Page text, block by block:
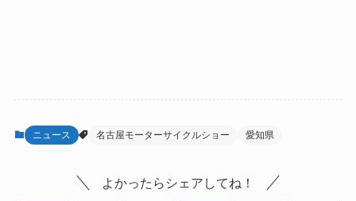
ニュース 名古屋モーターサイクルショー 愛知県
よかったらシェアしてね！